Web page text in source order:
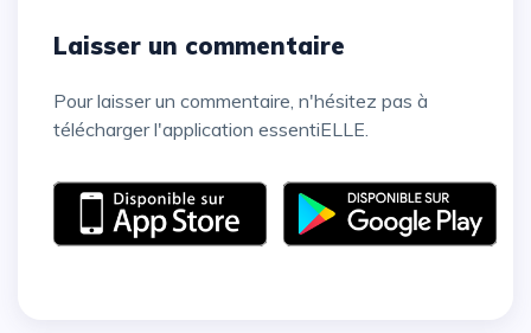
Laisser un commentaire
Pour laisser un commentaire, n'hésitez pas à
télécharger l'application essentiELLE.